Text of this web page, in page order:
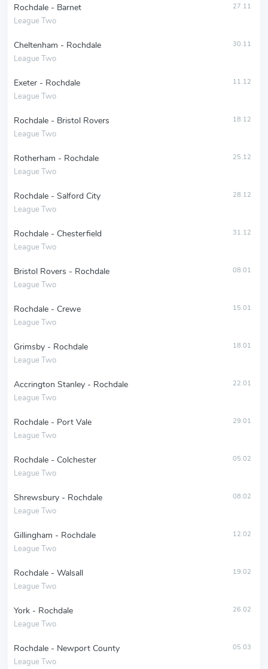
Rochdale - Barnet
League Two
27.11
Cheltenham - Rochdale
League Two
30.11
Exeter - Rochdale
League Two
11.12
Rochdale - Bristol Rovers
League Two
18.12
Rotherham - Rochdale
League Two
25.12
Rochdale - Salford City
League Two
28.12
Rochdale - Chesterfield
League Two
31.12
Bristol Rovers - Rochdale
League Two
08.01
Rochdale - Crewe
League Two
15.01
Grimsby - Rochdale
League Two
18.01
Accrington Stanley - Rochdale
League Two
22.01
Rochdale - Port Vale
League Two
29.01
Rochdale - Colchester
League Two
05.02
Shrewsbury - Rochdale
League Two
08.02
Gillingham - Rochdale
League Two
12.02
Rochdale - Walsall
League Two
19.02
York - Rochdale
League Two
26.02
Rochdale - Newport County
League Two
05.03